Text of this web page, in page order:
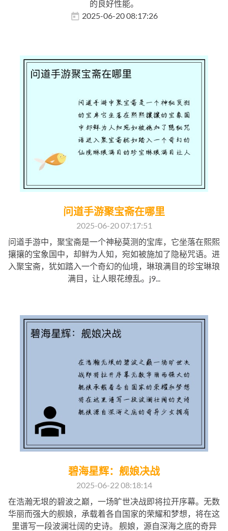
的良好性能。
2025-06-20 08:17:26
问道手游聚宝斋在哪里
2025-06-20 07:17:51
问道手游中，聚宝斋是一个神秘莫测的宝库，它坐落在熙熙
攘攘的宝象国中，却鲜为人知，宛如被施加了隐秘咒语。进
入聚宝斋，犹如踏入一个奇幻的仙境，琳琅满目的珍宝琳琅
满目，让人眼花缭乱。j9...
碧海星辉：舰娘决战
2025-06-22 08:18:14
在浩瀚无垠的碧波之巅，一场旷世决战即将拉开序幕。无数
华丽而强大的舰娘，承载着各自国家的荣耀和梦想，将在这
里谱写一段波澜壮阔的史诗。 舰娘，源自深海之底的奇异